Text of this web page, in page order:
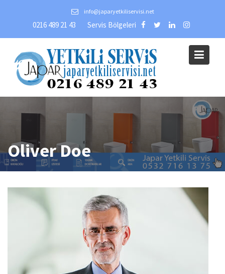
info@japaryetkiliservisi.net
0216 489 21 43 Servis Bölgeleri
Oliver Doe